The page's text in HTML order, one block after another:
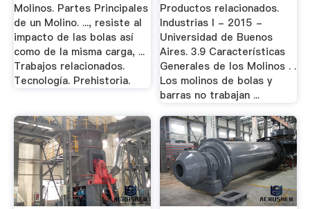
Molinos. Partes Principales
de un Molino. ..., resiste al
impacto de las bolas así
como de la misma carga, ...
Trabajos relacionados.
Tecnología. Prehistoria.
Productos relacionados.
Industrias I - 2015 -
Universidad de Buenos
Aires. 3.9 Características
Generales de los Molinos . .
Los molinos de bolas y
barras no trabajan ...